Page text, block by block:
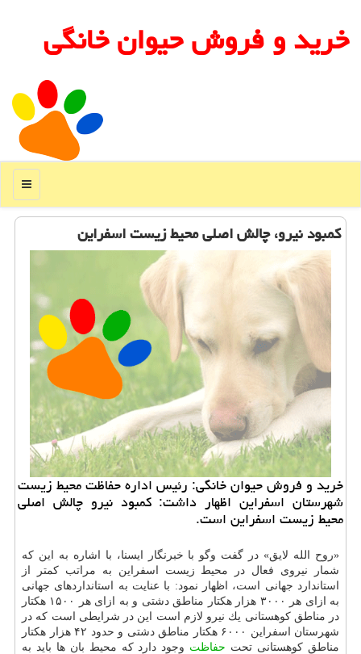
خرید و فروش حیوان خانگی
منو
كمبود نیرو، چالش اصلی محیط زیست اسفراین
خرید و فروش حیوان خانگی: رئیس اداره حفاظت محیط زیست
شهرستان اسفراین اظهار داشت: كمبود نیرو چالش اصلی
محیط زیست اسفراین است.
«روح الله لایق» در گفت وگو با خبرنگار ایسنا، با اشاره به این كه
شمار نیروی فعال در محیط زیست اسفراین به مراتب كمتر از
استاندارد جهانی است، اظهار نمود: با عنایت به استانداردهای جهانی
به ازای هر ۳۰۰۰ هزار هكتار مناطق دشتی و به ازای هر ۱۵۰۰ هكتار
در مناطق كوهستانی یك نیرو لازم است این در شرایطی است كه در
شهرستان اسفراین ۶۰۰۰ هكتار مناطق دشتی و حدود ۴۲ هزار هكتار
مناطق كوهستانی تحت حفاظت وجود دارد كه محیط بان ها باید به